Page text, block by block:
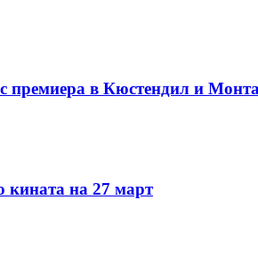
премиера в Кюстендил и
кината на 27 март